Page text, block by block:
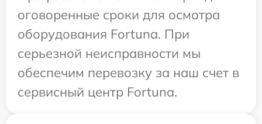
оговоренные сроки для осмотра
оборудования Fortuna. При
серьезной неисправности мы
обеспечим перевозку за наш счет в
сервисный центр Fortuna.